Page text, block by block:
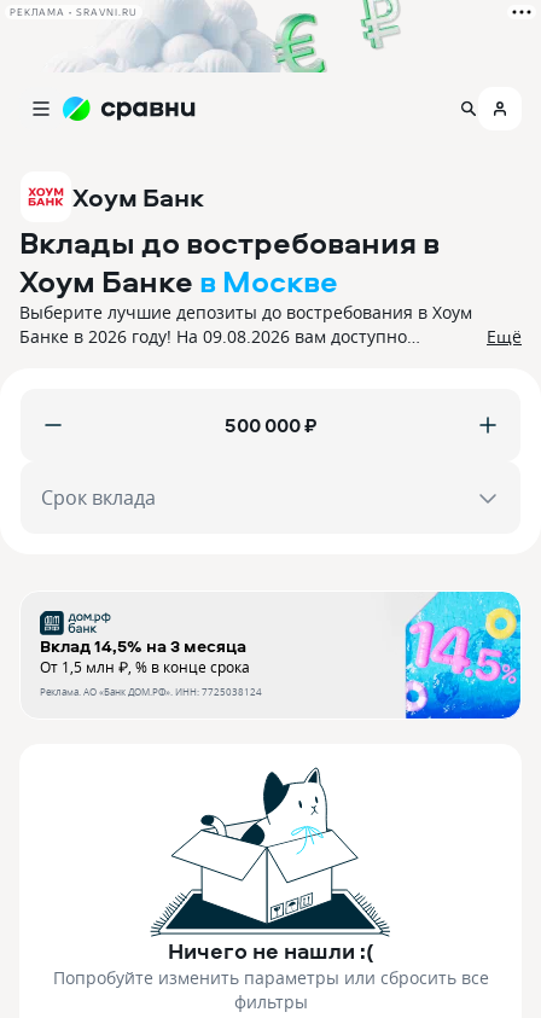
РЕКЛАМА • SRAVNI.RU
Хоум Банк
Вклады до востребования в
Хоум Банке в Москве
Выберите лучшие депозиты до востребования в Хоум
Банке в 2026 году! На 09.08.2026 вам доступно
Ещё
₽
Срок вклада
Вклад 14,5% на 3 месяца
От 1,5 млн ₽, % в конце срока
Реклама. АО «Банк ДОМ.РФ». ИНН: 7725038124
Ничего не нашли :(
Попробуйте изменить параметры или сбросить все
фильтры